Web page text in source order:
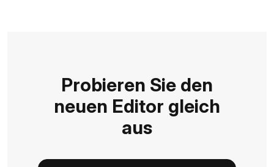
Probieren Sie den
neuen Editor gleich
aus